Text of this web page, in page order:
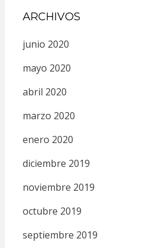
ARCHIVOS
junio 2020
mayo 2020
abril 2020
marzo 2020
enero 2020
diciembre 2019
noviembre 2019
octubre 2019
septiembre 2019